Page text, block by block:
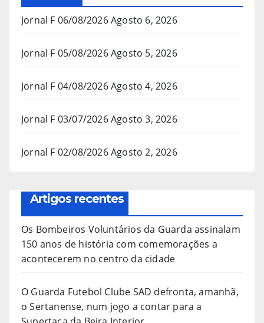
Jornal F 06/08/2026Agosto 6, 2026
Jornal F 05/08/2026Agosto 5, 2026
Jornal F 04/08/2026Agosto 4, 2026
Jornal F 03/07/2026Agosto 3, 2026
Jornal F 02/08/2026Agosto 2, 2026
Artigos recentes
Os Bombeiros Voluntários da Guarda assinalam
150 anos de história com comemorações a
acontecerem no centro da cidade
O Guarda Futebol Clube SAD defronta, amanhã,
o Sertanense, num jogo a contar para a